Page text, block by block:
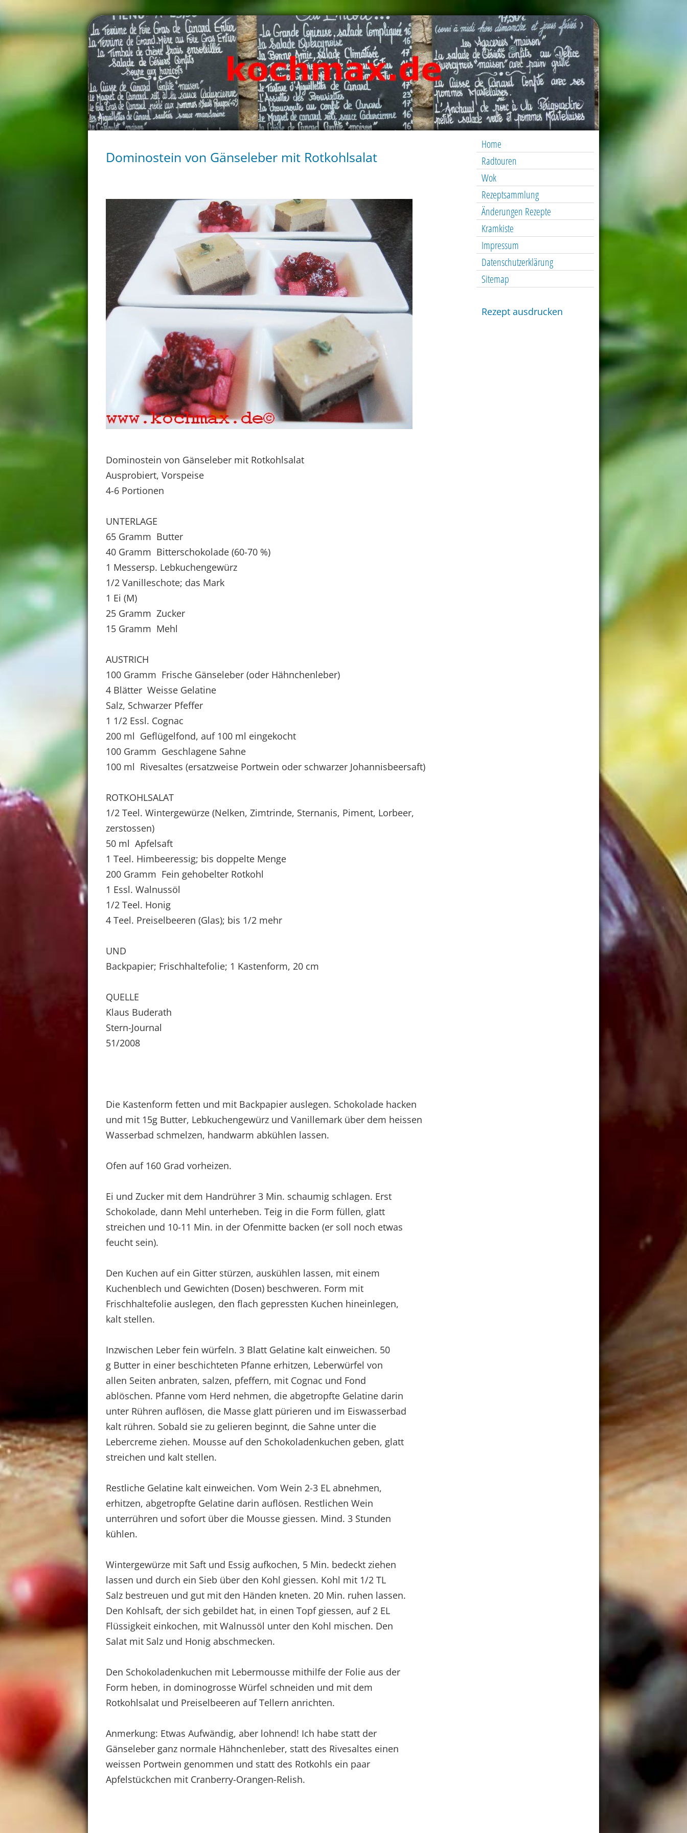
Home
Radtouren
Wok
Rezeptsammlung
Änderungen Rezepte
Kramkiste
Impressum
Datenschutzerklärung
Sitemap
Rezept ausdrucken
Dominostein von Gänseleber mit Rotkohlsalat
Dominostein von Gänseleber mit Rotkohlsalat
Ausprobiert, Vorspeise
4-6 Portionen
UNTERLAGE
65 Gramm Butter
40 Gramm Bitterschokolade (60-70 %)
1 Messersp. Lebkuchengewürz
1/2 Vanilleschote; das Mark
1 Ei (M)
25 Gramm Zucker
15 Gramm Mehl
AUSTRICH
100 Gramm Frische Gänseleber (oder Hähnchenleber)
4 Blätter Weisse Gelatine
Salz, Schwarzer Pfeffer
1 1/2 Essl. Cognac
200 ml Geflügelfond, auf 100 ml eingekocht
100 Gramm Geschlagene Sahne
100 ml Rivesaltes (ersatzweise Portwein oder schwarzer Johannisbeersaft)
ROTKOHLSALAT
1/2 Teel. Wintergewürze (Nelken, Zimtrinde, Sternanis, Piment, Lorbeer,
zerstossen)
50 ml Apfelsaft
1 Teel. Himbeeressig; bis doppelte Menge
200 Gramm Fein gehobelter Rotkohl
1 Essl. Walnussöl
1/2 Teel. Honig
4 Teel. Preiselbeeren (Glas); bis 1/2 mehr
UND
Backpapier; Frischhaltefolie; 1 Kastenform, 20 cm
QUELLE
Klaus Buderath
Stern-Journal
51/2008
Die Kastenform fetten und mit Backpapier auslegen. Schokolade hacken
und mit 15g Butter, Lebkuchengewürz und Vanillemark über dem heissen
Wasserbad schmelzen, handwarm abkühlen lassen.
Ofen auf 160 Grad vorheizen.
Ei und Zucker mit dem Handrührer 3 Min. schaumig schlagen. Erst
Schokolade, dann Mehl unterheben. Teig in die Form füllen, glatt
streichen und 10-11 Min. in der Ofenmitte backen (er soll noch etwas
feucht sein).
Den Kuchen auf ein Gitter stürzen, auskühlen lassen, mit einem
Kuchenblech und Gewichten (Dosen) beschweren. Form mit
Frischhaltefolie auslegen, den flach gepressten Kuchen hineinlegen,
kalt stellen.
Inzwischen Leber fein würfeln. 3 Blatt Gelatine kalt einweichen. 50
g Butter in einer beschichteten Pfanne erhitzen, Leberwürfel von
allen Seiten anbraten, salzen, pfeffern, mit Cognac und Fond
ablöschen. Pfanne vom Herd nehmen, die abgetropfte Gelatine darin
unter Rühren auflösen, die Masse glatt pürieren und im Eiswasserbad
kalt rühren. Sobald sie zu gelieren beginnt, die Sahne unter die
Lebercreme ziehen. Mousse auf den Schokoladenkuchen geben, glatt
streichen und kalt stellen.
Restliche Gelatine kalt einweichen. Vom Wein 2-3 EL abnehmen,
erhitzen, abgetropfte Gelatine darin auflösen. Restlichen Wein
unterrühren und sofort über die Mousse giessen. Mind. 3 Stunden
kühlen.
Wintergewürze mit Saft und Essig aufkochen, 5 Min. bedeckt ziehen
lassen und durch ein Sieb über den Kohl giessen. Kohl mit 1/2 TL
Salz bestreuen und gut mit den Händen kneten. 20 Min. ruhen lassen.
Den Kohlsaft, der sich gebildet hat, in einen Topf giessen, auf 2 EL
Flüssigkeit einkochen, mit Walnussöl unter den Kohl mischen. Den
Salat mit Salz und Honig abschmecken.
Den Schokoladenkuchen mit Lebermousse mithilfe der Folie aus der
Form heben, in dominogrosse Würfel schneiden und mit dem
Rotkohlsalat und Preiselbeeren auf Tellern anrichten.
Anmerkung: Etwas Aufwändig, aber lohnend! Ich habe statt der
Gänseleber ganz normale Hähnchenleber, statt des Rivesaltes einen
weissen Portwein genommen und statt des Rotkohls ein paar
Apfelstückchen mit Cranberry-Orangen-Relish.